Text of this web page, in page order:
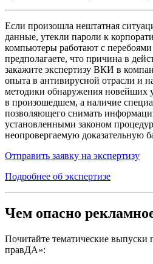
Если произошла нештатная
данные, утекли пароли к
компьютеры работают с
предполагаете, что причина в
закажите экспертизу ВКИ в
опыта в антивирусной отрасли и
методики обнаружения новейших
в произошедшем, а наличие
позволяющего снимать
установленными законом
неопровергаемую доказательную
Отправить заявку на экспертизу
Подробнее об экспертизе
Чем опасно
Почитайте тематические выпуски
правДА»: